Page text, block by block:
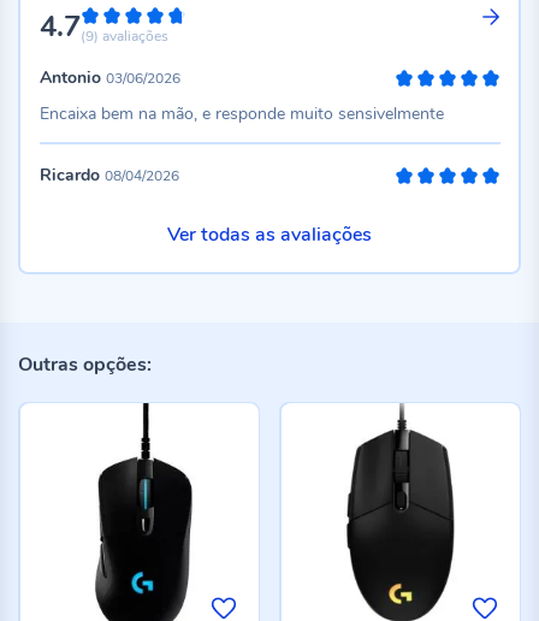
4.794%
(9) avaliações
Antonio 03/06/2026
Encaixa bem na mão, e responde muito sensivelmente
Ricardo 08/04/2026
Ver todas as avaliações
Outras opções: